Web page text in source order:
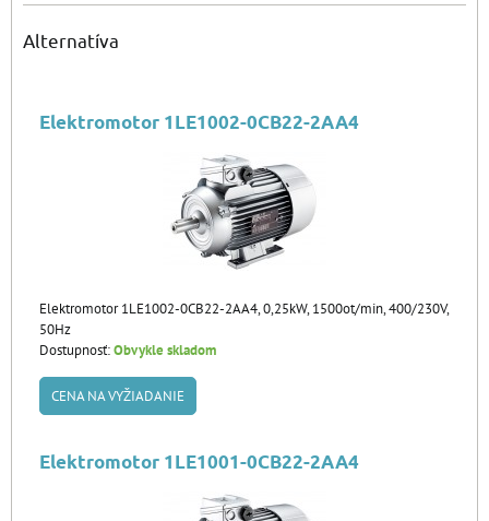
Alternatíva
Elektromotor 1LE1002-0CB22-2AA4
Elektromotor 1LE1002-0CB22-2AA4, 0,25kW, 1500ot/min, 400/230V,
50Hz
Dostupnosť:Obvykle skladom
CENA NA VYŽIADANIE
Elektromotor 1LE1001-0CB22-2AA4